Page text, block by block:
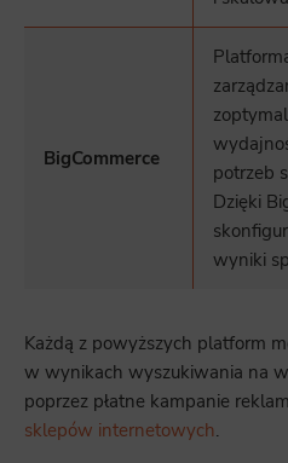
BigCommerce
potrzeb
Dzięki
wyniki
Każdą z powyższych platform
w wynikach wyszukiwania na
poprzez płatne kampanie
sklepów internetowych.